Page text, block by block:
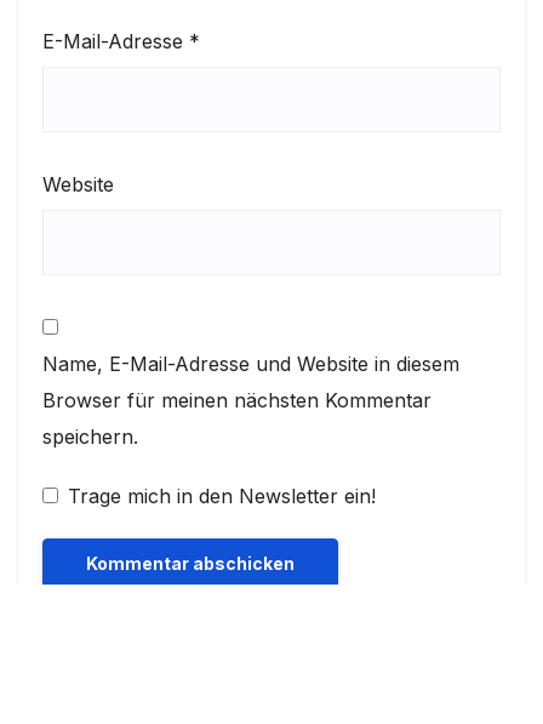
E-Mail-Adresse *
Website
Name, E-Mail-Adresse und Website in diesem
Browser für meinen nächsten Kommentar
speichern.
Trage mich in den Newsletter ein!